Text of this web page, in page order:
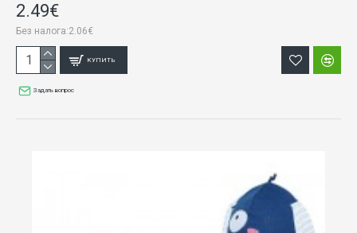
2.49€
Без налога:2.06€
КУПИТЬ
Задать вопрос